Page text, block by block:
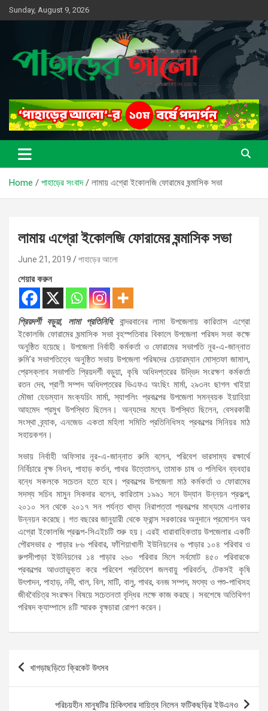
Skip
to
Sunday, August 9, 2026
পাহাড়ের আলো
সত্যের সন্ধানে, পাহাড়ের পথে
Home পাহাড়ের সংবাদ লামায় এগ্রো ইকোলজি ফোরামের ষন্মাসিক সভা
লামায় এগ্রো ইকোলজি ফোরামের ষন্মাসিক সভা
June 21, 2019 পাহাড়ের আলো
শেয়ার করুন
প্রিয়দর্শী বড়ুয়া, লামা প্রতিনিধি:বান্দরবানের লামা উপজেলায় কারিতাস এগ্রো
ইকোলজি ফোরামের ষন্মাসিক সভা বৃহস্পতিবার বিকালে উপজেলা পরিষদ সভা কক্ষে
অনুষ্ঠিত হয়েছে। উপজেলা নির্বাহী কর্মকর্তা ও ফোরামের সভাপতি নূর-এ-জান্নাত
রুমি’র সভাপতিত্বে অনুষ্ঠিত সভায় উপজেলা পরিষদের চেয়ারম্যান মোস্তফা জামাল,
প্রেসক্লাব সভাপতি প্রিয়দর্শী বড়ুয়া, কৃষি অধিদপ্তরের উদ্ভিদ সংরক্ষণ কর্মকর্তা
রতন দেব, প্রাণী সম্পদ অধিদপ্তরের ভিএফএ অংছিং মার্মা, ২৯৩নং ছাগল খাইয়া
মৌজা হেডম্যান মংক্যচিং মার্মা, স্যাপলিং প্রকল্পের উপজেলা সমন্বয়ক ইয়াহিয়া
আহমেদ প্রমুখ উপস্থিত ছিলেন। অন্যদের মধ্যে উপস্থিত ছিলেন, বেসরকারী
সংস্থা ব্র্যাক, এনজেড একতা মহিলা সমিতি প্রতিনিধিসহ প্রকল্পের সিনিয়র মাঠ
সহায়কগন।
সভায় নির্বাহী অফিসার নূর-এ-জান্নাত রুমি বলেন, পরিবেশ ভারসাম্য রক্ষার্থে
নির্বিচারে বৃক্ষ নিধন, পাহাড় কর্তন, পাথর উত্তোলন, তামাক চাষ ও পলিথিন ব্যবহার
বন্ধে সকলকে সচেতন হতে হবে। প্রকল্পের উপজেলা মাঠ কর্মকর্তা ও ফোরামের
সদস্য সচিব মামুন সিকদার বলেন, কারিতাস ১৯৯১ সনে উদ্যান উন্নয়ন প্রকল্প,
২০১০ সন থেকে ২০১৭ সন পর্যন্ত খাদ্য নিরাপত্তা প্রকল্পের মাধ্যমে এলাকার
উন্নয়ন করেছে। গত বছরের জানুয়ারী থেকে ফ্রান্স সরকারের অনুদানে প্রমোশন অব
এগ্রো ইকোলজি প্রকল্প-সিএইচটি শুরু হয়। এরই ধারাবাহিকতায় উপজেলার একটি
পৌরসভার ৫ পাড়ার ৮৬ পরিবার, ফাঁশিয়াখালী ইউনিয়নের ৬ পাড়ার ১০৪ পরিবার ও
রুপসীপাড়া ইউনিয়নের ১৪ পাড়ার ২৬০ পরিবার মিলে সর্বমোট ৪৫০ পরিবারকে
প্রকল্পের আওতাভুক্ত করে পরিবেশ প্রতিবেশ জলবায়ু পরিবর্তন, টেকসই কৃষি
উৎপাদন, পাহাড়, নদী, খাল, বিল, মাটি, বালু, পাথর, বনজ সম্পদ, মৎস্য ও পশু-পাখিসহ
জীববৈচিত্র সংরক্ষন বিষয়ে সচেতনতা বৃদ্ধির লক্ষে কাজ করছে। সবশেষে অতিথিগণ
পরিষদ ক্যাম্পাসে ৪টি স্মারক বৃক্ষচারা রোপণ করেন।
Post
navigation
খাগড়াছড়িতে ক্রিকেট উৎসব
পরিচয়হীন মানুষটির চিকিৎসার দায়িত্ব নিলেন ফটিকছড়ির ইউএনও